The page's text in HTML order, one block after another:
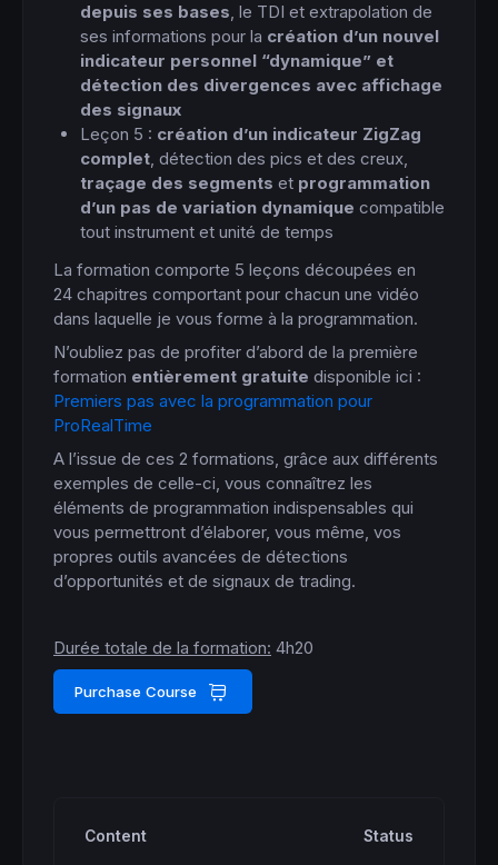
depuis ses bases, le TDI et extrapolation de
ses informations pour la création d’un nouvel
indicateur personnel “dynamique” et
détection des divergences avec affichage
des signaux
Leçon 5 : création d’un indicateur ZigZag
complet, détection des pics et des creux,
traçage des segments et programmation
d’un pas de variation dynamique compatible
tout instrument et unité de temps
La formation comporte 5 leçons découpées en
24 chapitres comportant pour chacun une vidéo
dans laquelle je vous forme à la programmation.
N’oubliez pas de profiter d’abord de la première
formation entièrement gratuite disponible ici :
Premiers pas avec la programmation pour
ProRealTime
A l’issue de ces 2 formations, grâce aux différents
exemples de celle-ci, vous connaîtrez les
éléments de programmation indispensables qui
vous permettront d’élaborer, vous même, vos
propres outils avancées de détections
d’opportunités et de signaux de trading.
Durée totale de la formation: 4h20
Purchase Course
Content Status